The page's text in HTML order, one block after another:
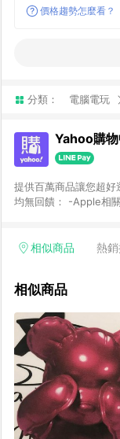
價格趨勢怎麼看？
分類： 電腦電玩
Yahoo購
提供百萬商品讓您超好逛，
均無回饋： -Apple相
Yahoo超贈點回饋者 -
相似商品 熱
相似商品